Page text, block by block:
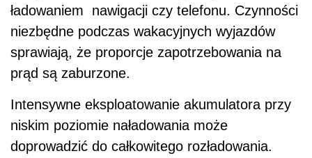
ładowaniem nawigacji czy telefonu. Czynności
niezbędne podczas wakacyjnych wyjazdów
sprawiają, że proporcje zapotrzebowania na
prąd są zaburzone.
Intensywne eksploatowanie akumulatora przy
niskim poziomie naładowania może
doprowadzić do całkowitego rozładowania.